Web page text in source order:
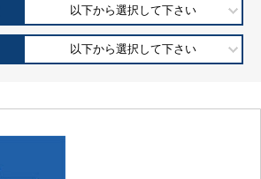
以下から選択して下さい
以下から選択して下さい